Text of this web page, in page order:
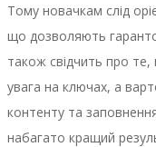
Тому новачкам слід
що дозволяють
також свідчить про
увага на ключах, а
контенту та
набагато кращий